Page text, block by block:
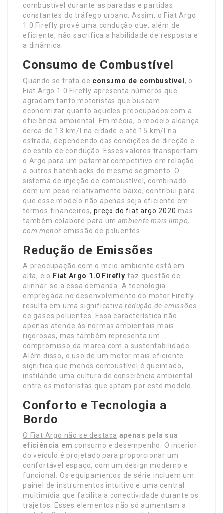
combustível durante as paradas e partidas
constantes do tráfego urbano. Assim, o Fiat Argo
1.0 Firefly provê uma condução que, além de
eficiente, não sacrifica a habilidade de resposta e
a dinâmica.
Consumo de Combustível
Quando se trata de consumo de combustível , o
Fiat Argo 1.0 Firefly apresenta números que
agradam tanto motoristas que buscam
economizar quanto aqueles preocupados com a
eficiência ambiental. Em média, o modelo alcança
cerca de 13 km/l na cidade e até 15 km/l na
estrada, dependendo das condições de direção e
do estilo de condução. Esses valores transportam
o Argo para um patamar competitivo em relação
a outros hatchbacks do mesmo segmento. O
sistema de injeção de combustível, combinado
com um peso relativamento baixo, contribui para
que esse modelo não apenas seja eficiente em
termos financeiros,preço do fiat argo 2020 mas
também colabore para um ambiente mais limpo,
com menor emissão de poluentes.
Redução de Emissões
A preocupação com o meio ambiente está em
alta, e o Fiat Argo 1.0 Firefly faz questão de
alinhar-se a essa demanda. A tecnologia
empregada no desenvolvimento do motor Firefly
resulta em uma significativaredução de emissões
de gases poluentes. Essa característica não
apenas atende às normas ambientais mais
rigorosas, mas também representa um
compromisso da marca com a sustentabilidade.
Além disso, o uso de um motor mais eficiente
significa que menos combustível é queimado,
instilando uma cultura de consciência ambiental
entre os motoristas que optam por este modelo.
Conforto e Tecnologia a
Bordo
O Fiat Argo não se destaca apenas pela sua
eficiência em consumo e desempenho. O interior
do veículo é projetado para proporcionar um
confortável espaço, com um design moderno e
funcional. Os equipamentos de série incluem um
painel de instrumentos intuitivo e uma central
multimídia que facilita a conectividade durante os
trajetos. Esses elementos não só aumentam a